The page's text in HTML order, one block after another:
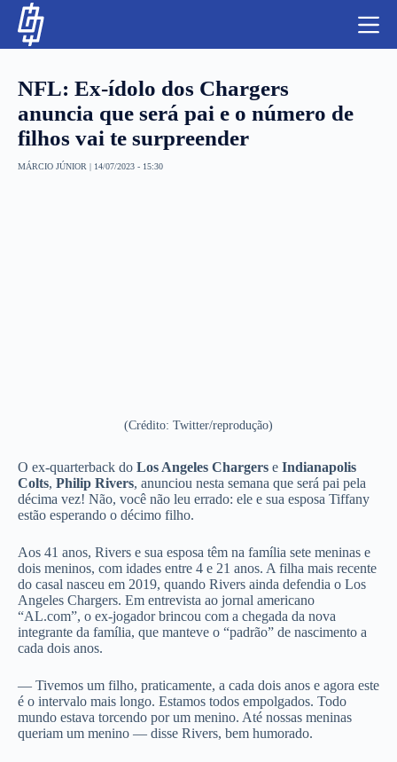
NBA
NFL: Ex-ídolo dos Chargers
anuncia que será pai e o número de
filhos vai te surpreender
MÁRCIO JÚNIOR | 14/07/2023 - 15:30
(Crédito: Twitter/reprodução)
O ex-quarterback do Los Angeles Chargers e Indianapolis
Colts, Philip Rivers, anunciou nesta semana que será pai pela
décima vez! Não, você não leu errado: ele e sua esposa Tiffany
estão esperando o décimo filho.
Aos 41 anos, Rivers e sua esposa têm na família sete meninas e
dois meninos, com idades entre 4 e 21 anos. A filha mais recente
do casal nasceu em 2019, quando Rivers ainda defendia o Los
Angeles Chargers. Em entrevista ao jornal americano
“AL.com”, o ex-jogador brincou com a chegada da nova
integrante da família, que manteve o “padrão” de nascimento a
cada dois anos.
— Tivemos um filho, praticamente, a cada dois anos e agora este
é o intervalo mais longo. Estamos todos empolgados. Todo
mundo estava torcendo por um menino. Até nossas meninas
queriam um menino — disse Rivers, bem humorado.